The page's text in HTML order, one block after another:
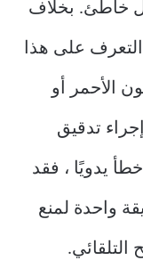
خاطئ. بخلاف
Microsoft Word ، لن يسهل Excel التعرف على هذا
الأحمر أو
تدقيق
يدويًا ، فقد
واحدة لمنع